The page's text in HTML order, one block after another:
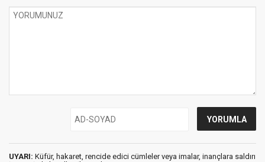
UYARI: Küfür, hakaret, rencide edici cümleler veya imalar, inançlara saldırı